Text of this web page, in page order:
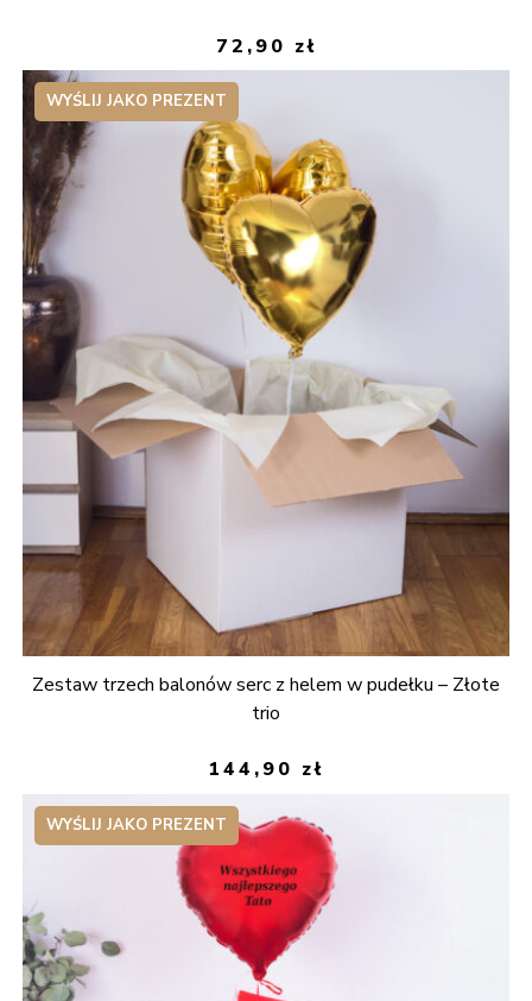
72,90 zł
WYŚLIJ JAKO PREZENT
Zestaw trzech balonów serc z helem w pudełku – Złote
trio
144,90 zł
WYŚLIJ JAKO PREZENT